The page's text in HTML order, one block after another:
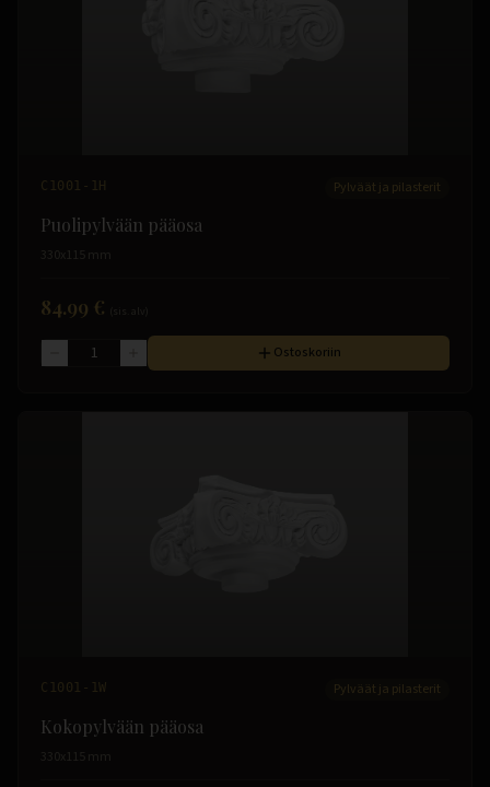
C1001-1H Pylväät ja pilasterit
Puolipylvään pääosa
330x115 mm
84.99 €
Ostoskoriin
C1001-1W Pylväät ja pilasterit
Kokopylvään pääosa
330x115 mm